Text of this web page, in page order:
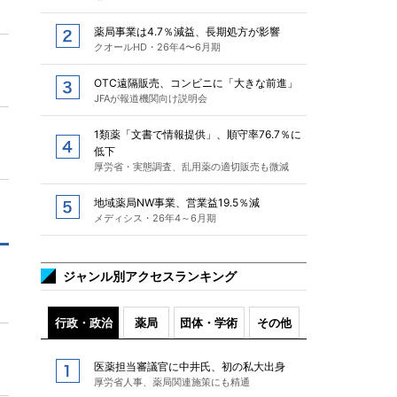
薬局事業は4.7％減益、長期処方が影響
クオールHD・26年4〜6月期
OTC遠隔販売、コンビニに「大きな前進」
JFAが報道機関向け説明会
1類薬「文書で情報提供」、順守率76.7％に
低下
厚労省・実態調査、乱用薬の適切販売も微減
地域薬局NW事業、営業益19.5％減
メディシス・26年4～6月期
ジャンル別アクセスランキング
行政・政治 薬局 団体・学術 その他
医薬担当審議官に中井氏、初の私大出身
厚労省人事、薬局関連施策にも精通